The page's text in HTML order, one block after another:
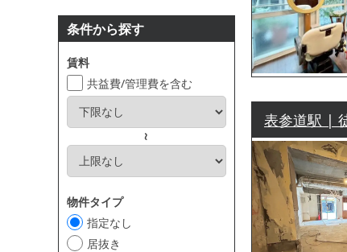
条件から探す
賃料
共益費/管理費を含む
～
物件タイプ
指定なし
居抜き
表参道駅 |